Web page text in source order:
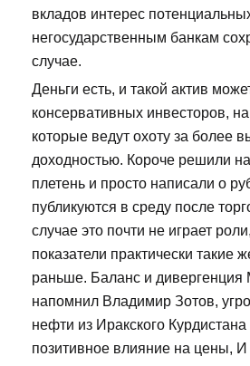
вкладов интерес
негосударственным банкам
случае.
Деньги есть, и такой актив
консервативных инвесторов,
которые ведут охоту за более
доходностью. Короче решили
плетень и просто написали о
публикуются в среду после
случае это почти не играет
показатели практически такие
раньше. Баланс и дивергенция
напомнил Владимир Зотов,
нефти из Иракского
позитивное влияние на цены,